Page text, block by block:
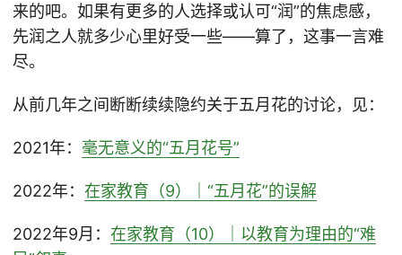
来的吧。如果有更多的人选择或认可“润”的焦虑感，
先润之人就多少心里好受一些——算了，这事一言难
尽。
从前几年之间断断续续隐约关于五月花的讨论，见：
2021年： 毫无意义的“五月花号”
2022年： 在家教育（9）｜“五月花”的误解
2022年9月： 在家教育（10）｜以教育为理由的“难